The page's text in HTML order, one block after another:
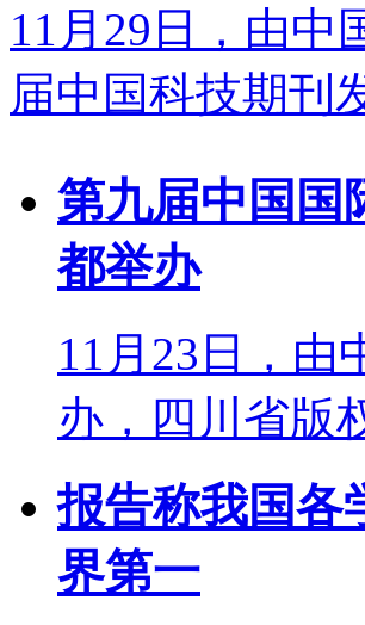
11月29日，由中
届中国科技期刊
第九届中国国
都举办
11月23日，由
办，四川省版
报告称我国各
界第一